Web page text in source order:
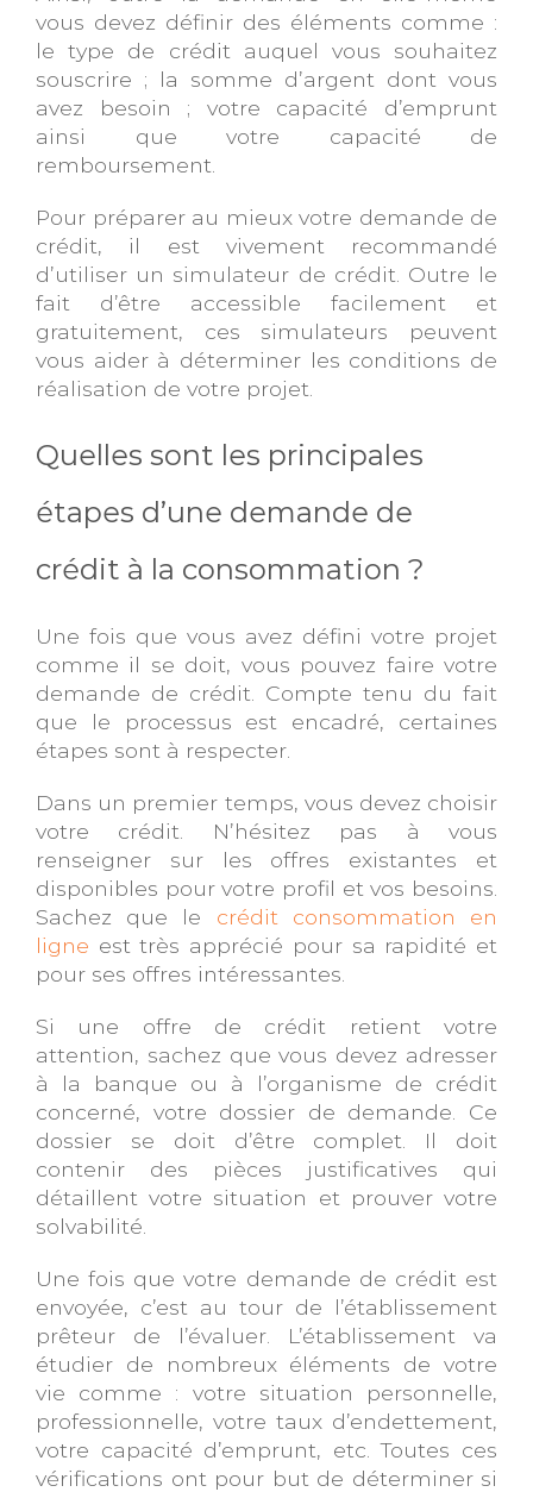
vous devez définir des éléments comme :
le type de crédit auquel vous souhaitez
souscrire ; la somme d’argent dont vous
avez besoin ; votre capacité d’emprunt
ainsi que votre capacité de
remboursement.
Pour préparer au mieux votre demande de
crédit, il est vivement recommandé
d’utiliser un simulateur de crédit. Outre le
fait d’être accessible facilement et
gratuitement, ces simulateurs peuvent
vous aider à déterminer les conditions de
réalisation de votre projet.
Quelles sont les principales
étapes d’une demande de
crédit à la consommation ?
Une fois que vous avez défini votre projet
comme il se doit, vous pouvez faire votre
demande de crédit. Compte tenu du fait
que le processus est encadré, certaines
étapes sont à respecter.
Dans un premier temps, vous devez choisir
votre crédit. N’hésitez pas à vous
renseigner sur les offres existantes et
disponibles pour votre profil et vos besoins.
Sachez que le crédit consommation en
ligne est très apprécié pour sa rapidité et
pour ses offres intéressantes.
Si une offre de crédit retient votre
attention, sachez que vous devez adresser
à la banque ou à l’organisme de crédit
concerné, votre dossier de demande. Ce
dossier se doit d’être complet. Il doit
contenir des pièces justificatives qui
détaillent votre situation et prouver votre
solvabilité.
Une fois que votre demande de crédit est
envoyée, c’est au tour de l’établissement
prêteur de l’évaluer. L’établissement va
étudier de nombreux éléments de votre
vie comme : votre situation personnelle,
professionnelle, votre taux d’endettement,
votre capacité d’emprunt, etc. Toutes ces
vérifications ont pour but de déterminer si